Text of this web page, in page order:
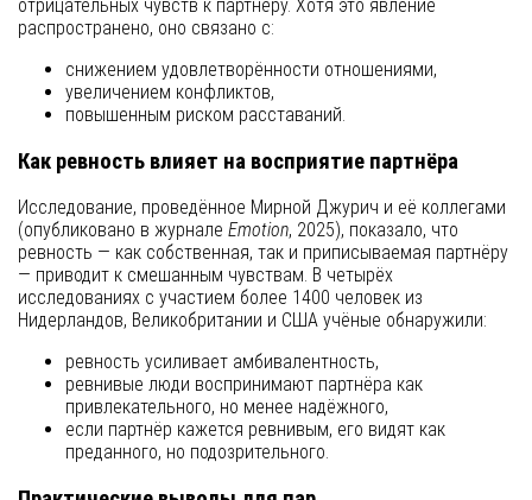
отрицательных чувств к партнёру. Хотя это явление
распространено, оно связано с:
снижением удовлетворённости отношениями,
увеличением конфликтов,
повышенным риском расставаний.
Как ревность влияет на восприятие партнёра
Исследование, проведённое Мирной Джурич и её коллегами
(опубликовано в журнале Emotion, 2025), показало, что
ревность — как собственная, так и приписываемая партнёру
— приводит к смешанным чувствам. В четырёх
исследованиях с участием более 1400 человек из
Нидерландов, Великобритании и США учёные обнаружили:
ревность усиливает амбивалентность,
ревнивые люди воспринимают партнёра как
привлекательного, но менее надёжного,
если партнёр кажется ревнивым, его видят как
преданного, но подозрительного.